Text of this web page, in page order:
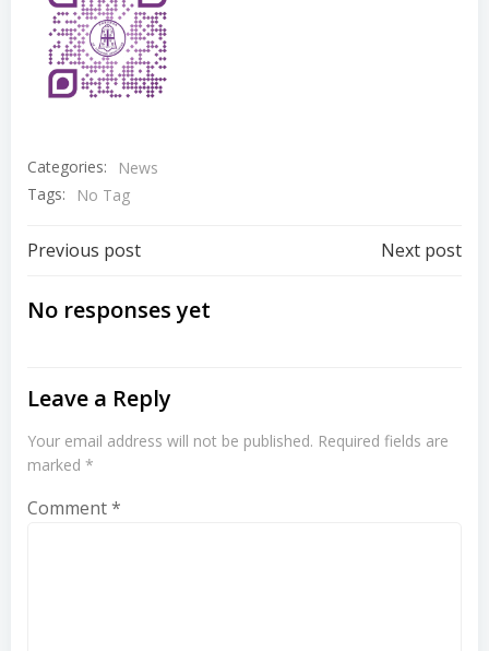
Categories:
News
Tags:
No Tag
Post
navigation
Previous post Next post
No responses yet
Leave a Reply
Your email address will not be published. Required fields are
marked *
Comment*